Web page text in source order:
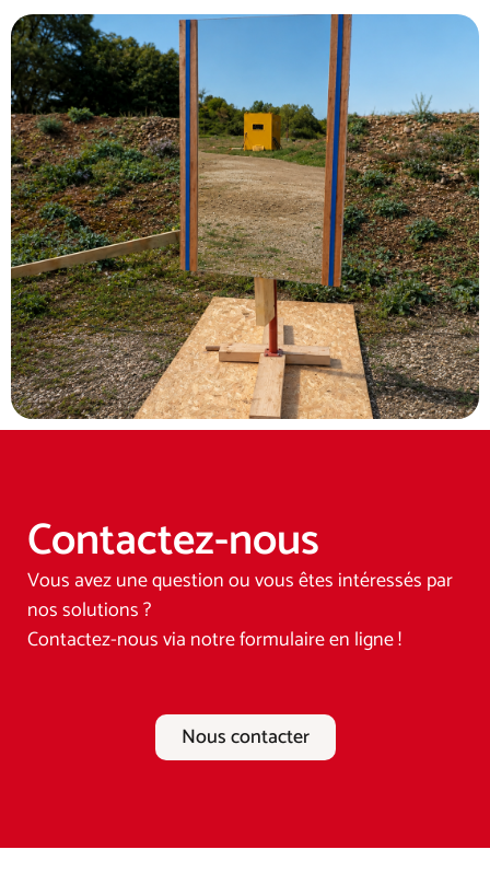
Découvrir
Contactez-nous
Vous avez une question ou vous êtes intéressés par
nos solutions ?
Contactez-nous via notre formulaire en ligne !
Nous contacter